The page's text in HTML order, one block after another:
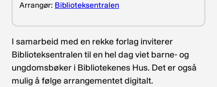
Arrangør: Biblioteksentralen
I samarbeid med en rekke forlag inviterer
Biblioteksentralen til en hel dag viet barne- og
ungdomsbøker i Bibliotekenes Hus. Det er også
mulig å følge arrangementet digitalt.